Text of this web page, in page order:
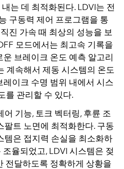
는 데 최적화된다. LDVI는 전
구동력 제어 프로그램을 통
진 가속 때 최상의 성능을 보
모드에서는 최고속 기록을
브레이크 온도 예측 알고리
계속해서 제동 시스템의 온도
이크 수명 범위 내에서 시스
를 관리할 수 있다.
기능, 토크 벡터링, 후륜 조
팔트 노면에 최적화한다. 구동
템은 접지력 손실을 최소화하
율되었고, LDVI 시스템은 젖
전달하도록 정확하게 상황을